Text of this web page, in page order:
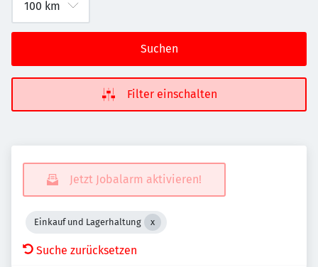
Suchen
Filter einschalten
Jetzt Jobalarm aktivieren!
Einkauf und Lagerhaltung
Suche zurücksetzen